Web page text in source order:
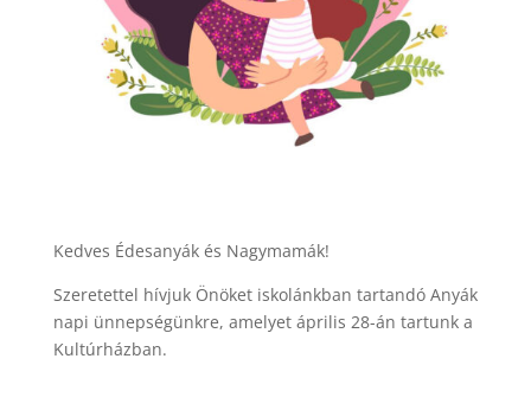
Kedves Édesanyák és Nagymamák!
Szeretettel hívjuk Önöket iskolánkban tartandó Anyák
napi ünnepségünkre, amelyet április 28-án tartunk a
Kultúrházban.